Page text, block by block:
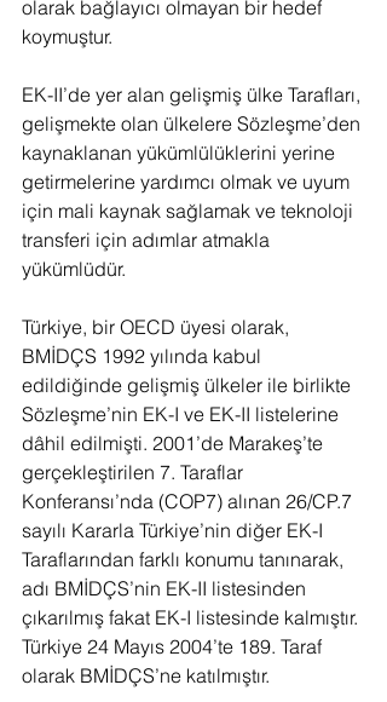
olarak bağlayıcı olmayan bir hedef
koymuştur.
EK-II’de yer alan gelişmiş ülke Tarafları,
gelişmekte olan ülkelere Sözleşme’den
kaynaklanan yükümlülüklerini yerine
getirmelerine yardımcı olmak ve uyum
için mali kaynak sağlamak ve teknoloji
transferi için adımlar atmakla
yükümlüdür.
Türkiye, bir OECD üyesi olarak,
BMİDÇS 1992 yılında kabul
edildiğinde gelişmiş ülkeler ile birlikte
Sözleşme’nin EK-I ve EK-II listelerine
dâhil edilmişti. 2001’de Marakeş’te
gerçekleştirilen 7. Taraflar
Konferansı’nda (COP7) alınan 26/CP.7
sayılı Kararla Türkiye’nin diğer EK-I
Taraflarından farklı konumu tanınarak,
adı BMİDÇS’nin EK-II listesinden
çıkarılmış fakat EK-I listesinde kalmıştır.
Türkiye 24 Mayıs 2004’te 189. Taraf
olarak BMİDÇS’ne katılmıştır.